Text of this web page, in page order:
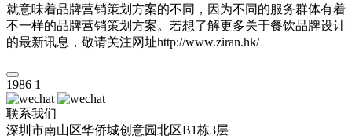
就意味着品牌营销策划方案的不同，因为不同的服务群体有着
不一样的品牌营销策划方案。若想了解更多关于餐饮品牌设计
的最新讯息，敬请关注网址http://www.ziran.hk/
1986 1
联系我们
深圳市南山区华侨城创意园北区B1栋3层